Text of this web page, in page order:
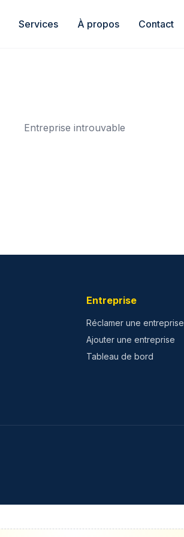
Services À propos Contact
Entreprise introuvable
Entreprise
Réclamer une entreprise
Ajouter une entreprise
Tableau de bord